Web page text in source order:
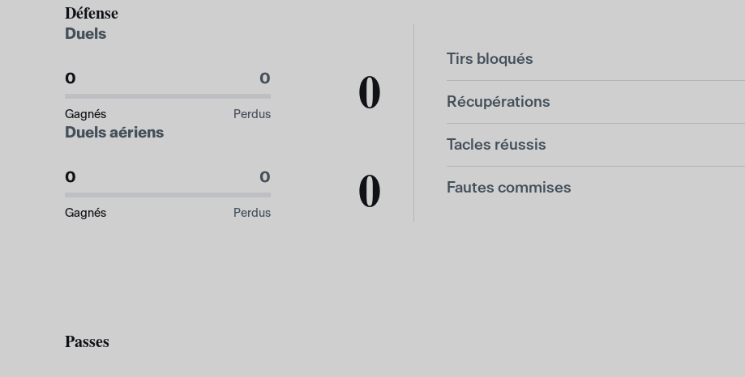
Défense
Duels
0 0
Gagnés Perdus 0
Duels aériens
0 0
Gagnés Perdus 0
Tirs bloqués
Récupérations
Tacles réussis
Fautes commises
Passes